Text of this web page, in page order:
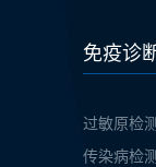
免疫诊
过敏原检测
传染病检测